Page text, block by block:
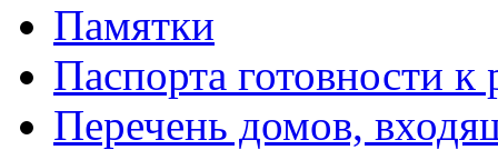
Памятки
Паспорта готовности
Перечень домов,